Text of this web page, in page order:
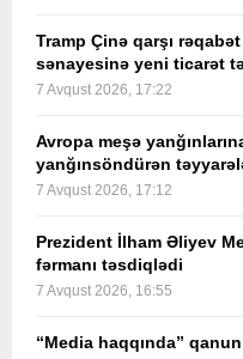
Tramp Çinə qarşı
sənayesinə yeni ticarət
7 Avqust 2026, 17:22
Avropa meşə
yanğınsöndürən
7 Avqust 2026, 17:12
Prezident İlham Əliyev
fərmanı təsdiqlədi
7 Avqust 2026, 16:55
“Media haqqında”